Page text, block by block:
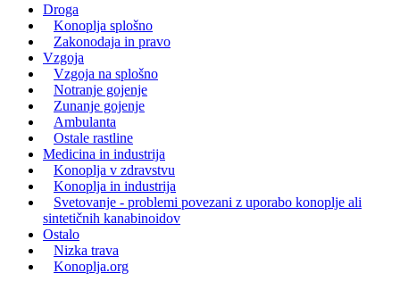
Droga
Konoplja splošno
Zakonodaja in pravo
Vzgoja
Vzgoja na splošno
Notranje gojenje
Zunanje gojenje
Ambulanta
Ostale rastline
Medicina in industrija
Konoplja v zdravstvu
Konoplja in industrija
Svetovanje - problemi povezani z uporabo konoplje ali
sintetičnih kanabinoidov
Ostalo
Nizka trava
Konoplja.org